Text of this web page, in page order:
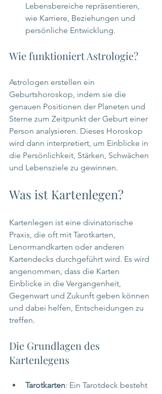
Lebensbereiche repräsentieren,
wie Karriere, Beziehungen und
persönliche Entwicklung.
Wie funktioniert Astrologie?
Astrologen erstellen ein
Geburtshoroskop, indem sie die
genauen Positionen der Planeten und
Sterne zum Zeitpunkt der Geburt einer
Person analysieren. Dieses Horoskop
wird dann interpretiert, um Einblicke in
die Persönlichkeit, Stärken, Schwächen
und Lebensziele zu gewinnen.
Was ist Kartenlegen?
Kartenlegen ist eine divinatorische
Praxis, die oft mit Tarotkarten,
Lenormandkarten oder anderen
Kartendecks durchgeführt wird. Es wird
angenommen, dass die Karten
Einblicke in die Vergangenheit,
Gegenwart und Zukunft geben können
und dabei helfen, Entscheidungen zu
treffen.
Die Grundlagen des
Kartenlegens
Tarotkarten: Ein Tarotdeck besteht